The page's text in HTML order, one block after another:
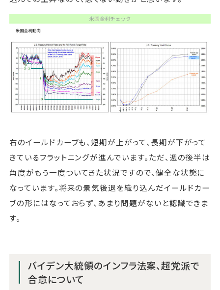
右のイールドカーブも、短期が上がって、長期が下がって
きているフラットニングが進んでいます。ただ、週の後半は
角度がもう一度ついてきた状況ですので、健全な状態に
なっています。将来の景気後退を織り込んだイールドカー
ブの形にはなっておらず、あまり問題がないと認識できま
す。
バイデン大統領のインフラ法案、超党派で
合意について